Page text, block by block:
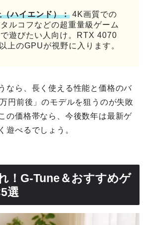
ハイエンド）： 4K画質での
ルコフなどの超重量級ゲーム
遊びたい人向け。RTX 4070
上のGPUが視野に入ります。
なら、長く使える性能と価格のバ
円前後」のモデルを狙うのが失敗
の価格帯なら、今後数年は最新ゲ
遊べるでしょう。
！G-Tune＆おすすめゲ
選